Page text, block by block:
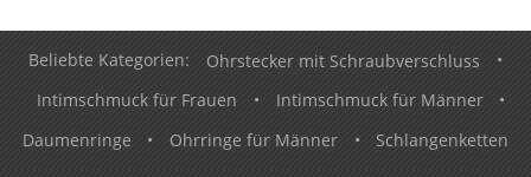
Beliebte Kategorien: Ohrstecker mit Schraubverschluss
•
Intimschmuck für Frauen
• Intimschmuck für Männer
•
Daumenringe
• Ohrringe für Männer • Schlangenketten